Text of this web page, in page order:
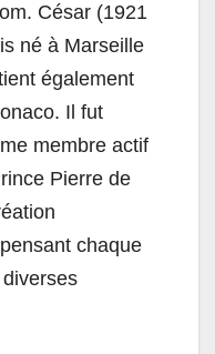
César (1921
né à Marseille
également
Il fut
membre actif
Pierre de
chaque